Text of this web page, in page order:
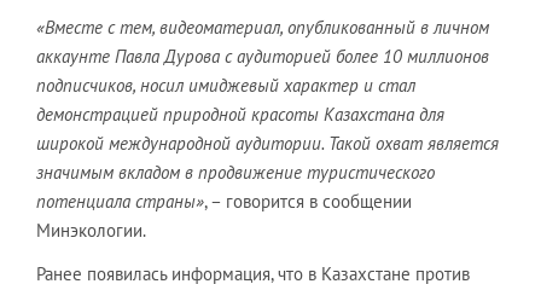
«Вместе с тем, видеоматериал, опубликованный в личном
аккаунте Павла Дурова с аудиторией более 10 миллионов
подписчиков, носил имиджевый характер и стал
демонстрацией природной красоты Казахстана для
широкой международной аудитории. Такой охват является
значимым вкладом в продвижение туристического
потенциала страны», – говорится в сообщении
Минэкологии.
Ранее появилась информация, что в Казахстане против